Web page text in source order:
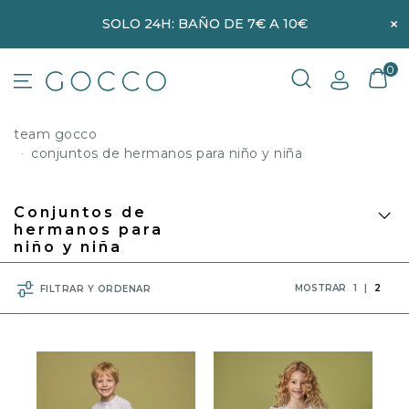
SOLO 24H: BAÑO DE 7€ A 10€ ×
0
team gocco
conjuntos de hermanos para niño y niña
Conjuntos de
hermanos para
niño y niña
FILTRAR Y ORDENAR MOSTRAR 1 | 2